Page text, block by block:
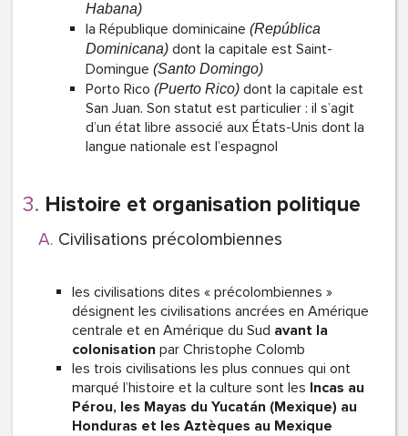
Habana)
la République dominicaine (República
Dominicana) dont la capitale est Saint-
Domingue (Santo Domingo)
Porto Rico (Puerto Rico) dont la capitale est
San Juan. Son statut est particulier : il s’agit
d’un état libre associé aux États-Unis dont la
langue nationale est l’espagnol
Histoire et organisation politique
Civilisations précolombiennes
les civilisations dites « précolombiennes »
désignent les civilisations ancrées en Amérique
centrale et en Amérique du Sud avant la
colonisation par Christophe Colomb
les trois civilisations les plus connues qui ont
marqué l’histoire et la culture sont les Incas au
Pérou, les Mayas du Yucatán (Mexique) au
Honduras et les Aztèques au Mexique